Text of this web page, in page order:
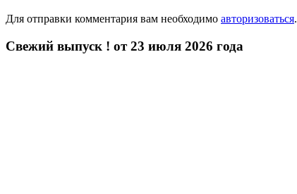
Для отправки комментария вам необходимо авторизоваться.
Свежий выпуск ! от 23 июля 2026 года